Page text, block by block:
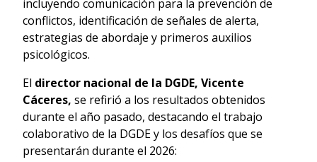
incluyendo comunicación para la prevención de
conflictos, identificación de señales de alerta,
estrategias de abordaje y primeros auxilios
psicológicos.
El director nacional de la DGDE, Vicente
Cáceres, se refirió a los resultados obtenidos
durante el año pasado, destacando el trabajo
colaborativo de la DGDE y los desafíos que se
presentarán durante el 2026: